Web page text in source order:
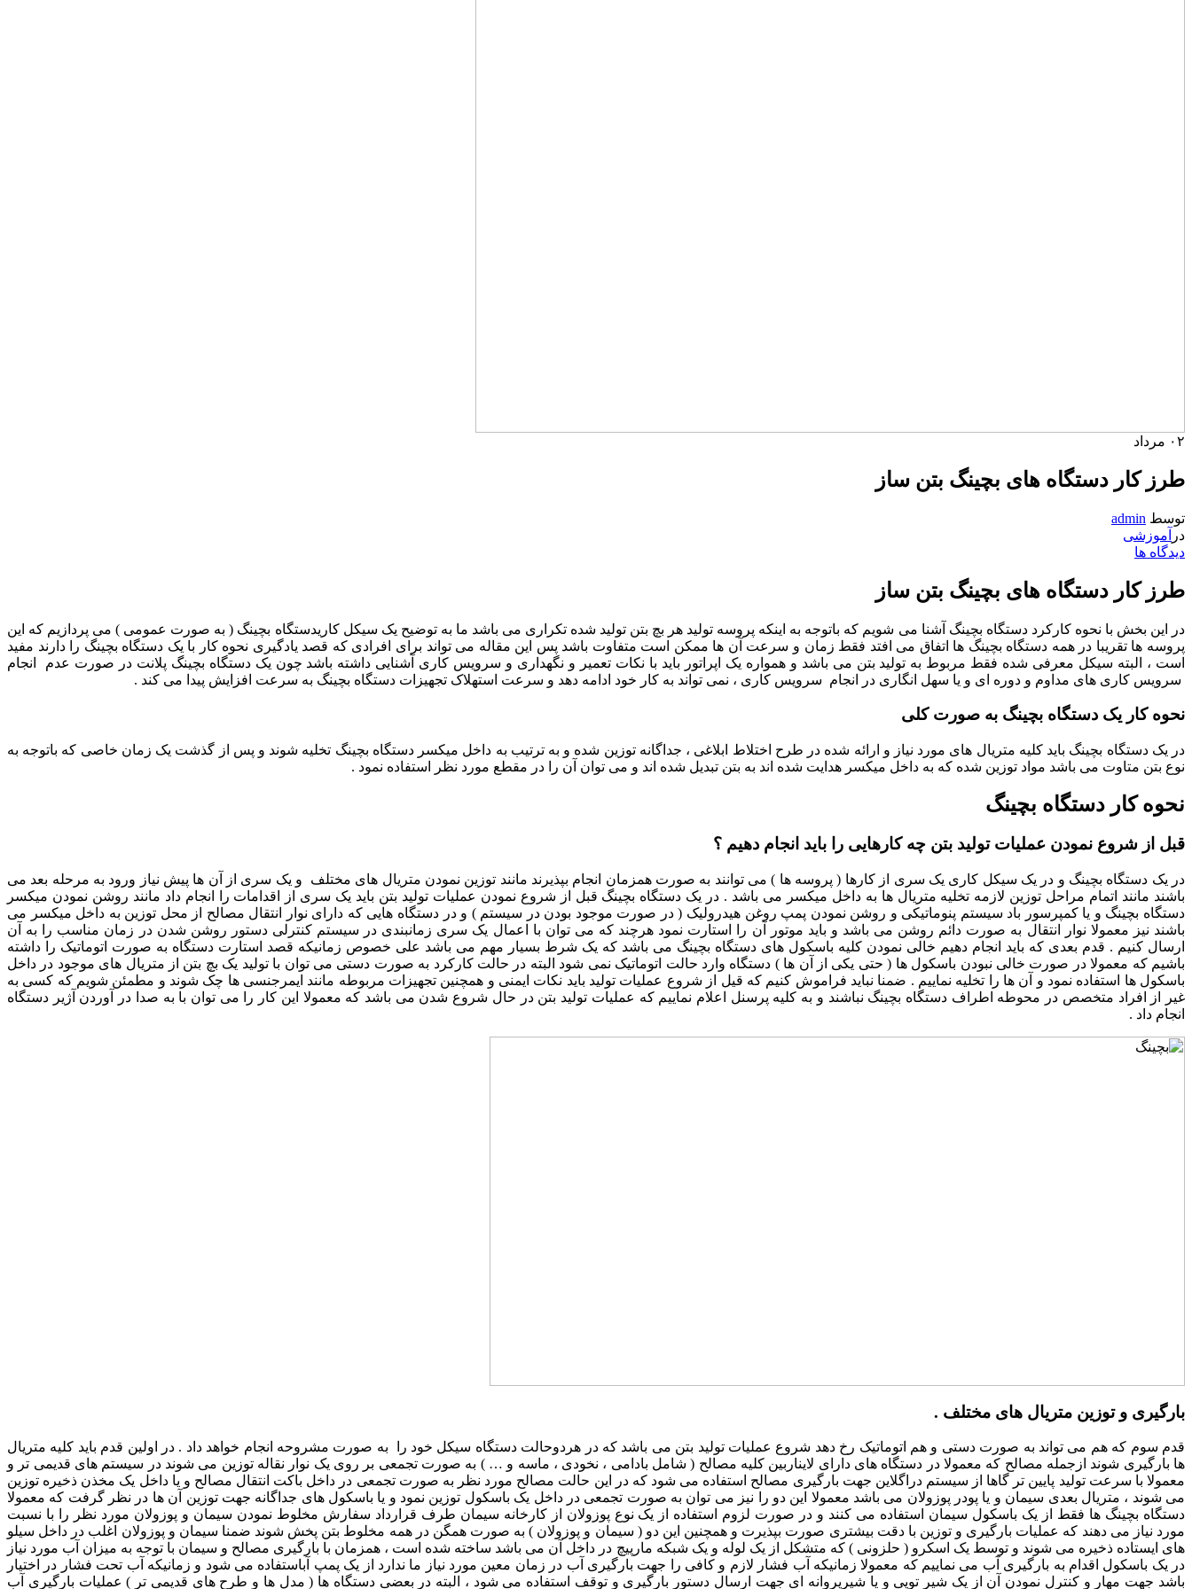
۰۲ مرداد
طرز کار دستگاه های بچینگ بتن ساز
توسط admin
در آموزشی
دیدگاه ها
طرز کار دستگاه های بچینگ بتن ساز
در این بخش با نحوه کارکرد دستگاه بچینگ آشنا می شویم که باتوجه به اینکه پروسه تولید هر بچ بتن تولید شده تکراری می باشد ما به توضیح یک سیکل کاریدستگاه بچینگ ( به صورت عمومی ) می پردازیم که این
پروسه ها تقریبا در همه دستگاه بچینگ ها اتفاق می افتد فقط زمان و سرعت آن ها ممکن است متفاوت باشد پس این مقاله می تواند برای افرادی که قصد یادگیری نحوه کار با یک دستگاه بچینگ را دارند مفید
است ، البته سیکل معرفی شده فقط مربوط به تولید بتن می باشد و همواره یک اپراتور باید با نکات تعمیر و نگهداری و سرویس کاری آشنایی داشته باشد چون یک دستگاه بچینگ پلانت در صورت عدم انجام
سرویس کاری های مداوم و دوره ای و یا سهل انگاری در انجام سرویس کاری ، نمی تواند به کار خود ادامه دهد و سرعت استهلاک تجهیزات دستگاه بچینگ به سرعت افزایش پیدا می کند .
نحوه کار یک دستگاه بچینگ به صورت کلی
در یک دستگاه بچینگ باید کلیه متریال های مورد نیاز و ارائه شده در طرح اختلاط ابلاغی ، جداگانه توزین شده و به ترتیب به داخل میکسر دستگاه بچینگ تخلیه شوند و پس از گذشت یک زمان خاصی که باتوجه به
نوع بتن متاوت می باشد مواد توزین شده که به داخل میکسر هدایت شده اند به بتن تبدیل شده اند و می توان آن را در مقطع مورد نظر استفاده نمود .
نحوه کار دستگاه بچینگ
قبل از شروع نمودن عملیات تولید بتن چه کارهایی را باید انجام دهیم ؟
در یک دستگاه بچینگ و در یک سیکل کاری یک سری از کارها ( پروسه ها ) می توانند به صورت همزمان انجام بپذیرند مانند توزین نمودن متریال های مختلف و یک سری از آن ها پیش نیاز ورود به مرحله بعد می
باشند مانند اتمام مراحل توزین لازمه تخلیه متریال ها به داخل میکسر می باشد . در یک دستگاه بچینگ قبل از شروع نمودن عملیات تولید بتن باید یک سری از اقدامات را انجام داد مانند روشن نمودن میکسر
دستگاه بچینگ و یا کمپرسور باد سیستم پنوماتیکی و روشن نمودن پمپ روغن هیدرولیک ( در صورت موجود بودن در سیستم ) و در دستگاه هایی که دارای نوار انتقال مصالح از محل توزین به داخل میکسر می
باشند نیز معمولا نوار انتقال به صورت دائم روشن می باشد و باید موتور آن را استارت نمود هرچند که می توان با اعمال یک سری زمانبندی در سیستم کنترلی دستور روشن شدن در زمان مناسب را به آن
ارسال کنیم . قدم بعدی که باید انجام دهیم خالی نمودن کلیه باسکول های دستگاه بچینگ می باشد که یک شرط بسیار مهم می باشد علی خصوص زمانیکه قصد استارت دستگاه به صورت اتوماتیک را داشته
باشیم که معمولا در صورت خالی نبودن باسکول ها ( حتی یکی از آن ها ) دستگاه وارد حالت اتوماتیک نمی شود البته در حالت کارکرد به صورت دستی می توان با تولید یک بچ بتن از متریال های موجود در داخل
باسکول ها استفاده نمود و آن ها را تخلیه نماییم . ضمنا نباید فراموش کنیم که قیل از شروع عملیات تولید باید نکات ایمنی و همچنین تجهیزات مربوطه مانند ایمرجنسی ها چک شوند و مطمئن شویم که کسی به
غیر از افراد متخصص در محوطه اطراف دستگاه بچینگ نباشند و به کلیه پرسنل اعلام نماییم که عملیات تولید بتن در حال شروع شدن می باشد که معمولا این کار را می توان با به صدا در آوردن آژیر دستگاه
انجام داد .
بارگیری و توزین متریال های مختلف .
قدم سوم که هم می تواند به صورت دستی و هم اتوماتیک رخ دهد شروع عملیات تولید بتن می باشد که در هردوحالت دستگاه سیکل خود را به صورت مشروحه انجام خواهد داد . در اولین قدم باید کلیه متریال
ها بارگیری شوند ازجمله مصالح که معمولا در دستگاه های دارای لایناربین کلیه مصالح ( شامل بادامی ، نخودی ، ماسه و … ) به صورت تجمعی بر روی یک نوار نقاله توزین می شوند در سیستم های قدیمی تر و
معمولا با سرعت تولید پایین تر گاها از سیستم دراگلاین جهت بارگیری مصالح استفاده می شود که در این حالت مصالح مورد نظر به صورت تجمعی در داخل باکت انتقال مصالح و یا داخل یک مخذن ذخیره توزین
می شوند ، متریال بعدی سیمان و یا پودر پوزولان می باشد معمولا این دو را نیز می توان به صورت تجمعی در داخل یک باسکول توزین نمود و یا باسکول های جداگانه جهت توزین آن ها در نظر گرفت که معمولا
دستگاه بچینگ ها فقط از یک باسکول سیمان استفاده می کنند و در صورت لزوم استفاده از یک نوع پوزولان از کارخانه سیمان طرف قرارداد سفارش مخلوط نمودن سیمان و پوزولان مورد نظر را با نسبت
مورد نیاز می دهند که عملیات بارگیری و توزین با دقت بیشتری صورت بپذیرت و همچنین این دو ( سیمان و پوزولان ) به صورت همگن در همه مخلوط بتن پخش شوند ضمنا سیمان و پوزولان اغلب در داخل سیلو
های ایستاده ذخیره می شوند و توسط یک اسکرو ( حلزونی ) که متشکل از یک لوله و یک شبکه مارپیچ در داخل آن می باشد ساخته شده است ، همزمان با بارگیری مصالح و سیمان با توجه به میزان آب مورد نیاز
در یک باسکول اقدام به بارگیری آب می نماییم که معمولا زمانیکه آب فشار لازم و کافی را جهت بارگیری آب در زمان معین مورد نیاز ما ندارد از یک پمپ آباستفاده می شود و زمانیکه آب تحت فشار در اختیار
باشد جهت مهار و کنترل نمودن آن از یک شیر توپی و یا شیرپروانه ای جهت ارسال دستور بارگیری و توقف استفاده می شود ، البته در بعضی دستگاه ها ( مدل ها و طرح های قدیمی تر ) عملیات بارگیری آب